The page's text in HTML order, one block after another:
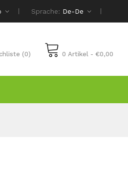
Sprache: De-De
(0) 0 Artikel - €0,00